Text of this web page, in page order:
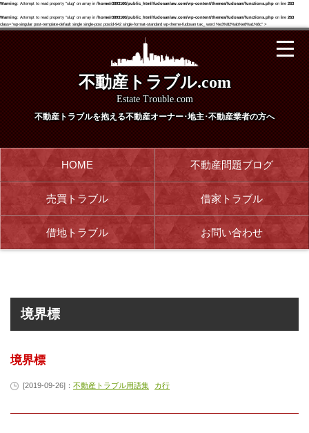
Warning: Attempt to read property "slug" on array in /home/r3893160/public_html/fudosanlaw.com/wp-content/themes/fudosan/functions.php on line 263
Warning: Attempt to read property "slug" on array in /home/r3893160/public_html/fudosanlaw.com/wp-content/themes/fudosan/functions.php on line 263
class="wp-singular post-template-default single single-post postid-942 single-format-standard wp-theme-fudosan tax_ word %e3%82%ab%e8%a1%8c" >
不動産トラブル.com
Estate Trouble.com
不動産トラブルを抱える不動産オーナー･地主･不動産業者の方へ
HOME 不動産問題ブログ
売買トラブル 借家トラブル
借地トラブル お問い合わせ
境界標
境界標
[2019-09-26]： 不動産トラブル用語集 カ行